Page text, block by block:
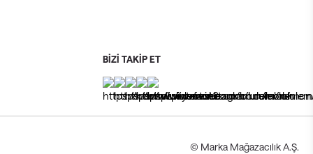
BİZİ TAKİP ET
© Marka Mağazacılık A.Ş.